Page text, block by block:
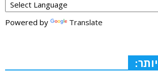
Powered by Translate